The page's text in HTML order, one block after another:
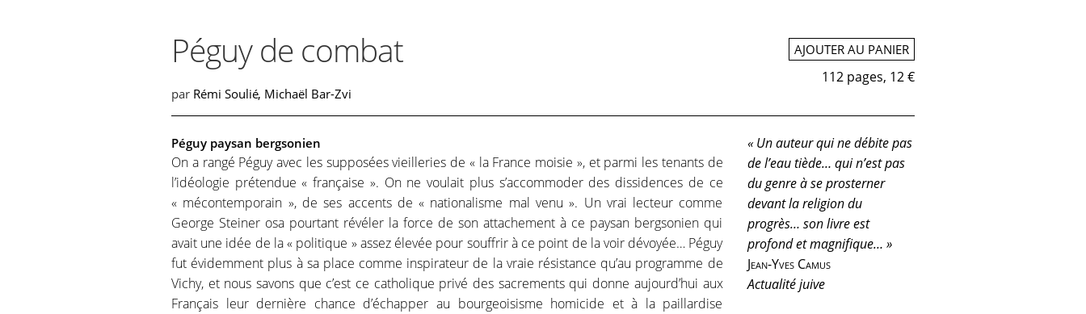
Péguy de combat
par Rémi Soulié, Michaël Bar-Zvi
AJOUTER AU PANIER
112 pages, 12 €
Péguy paysan bergsonien
On a rangé Péguy avec les supposées vieilleries de « la France moisie », et parmi les tenants de
l’idéologie prétendue « française ». On ne voulait plus s’accommoder des dissidences de ce
« mécontemporain », de ses accents de « nationalisme mal venu ». Un vrai lecteur comme
George Steiner osa pourtant révéler la force de son attachement à ce paysan bergsonien qui
avait une idée de la « politique » assez élevée pour souffrir à ce point de la voir dévoyée… Péguy
fut évidemment plus à sa place comme inspirateur de la vraie résistance qu’au programme de
Vichy, et nous savons que c’est ce catholique privé des sacrements qui donne aujourd’hui aux
Français leur dernière chance d’échapper au bourgeoisisme homicide et à la paillardise
« Un auteur qui ne débite pas
de l’eau tiède… qui n’est pas
du genre à se prosterner
devant la religion du
progrès… son livre est
profond et magnifique… »
Jean-Yves Camus
Actualité juive